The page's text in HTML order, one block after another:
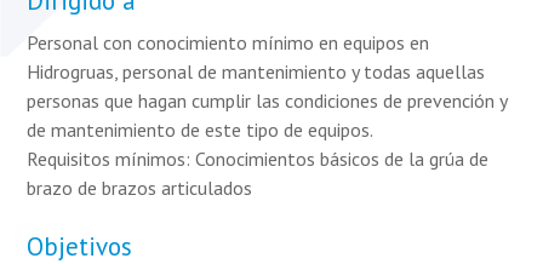
Personal con conocimiento mínimo en equipos en
Hidrogruas, personal de mantenimiento y todas aquellas
personas que hagan cumplir las condiciones de prevención y
de mantenimiento de este tipo de equipos.
Requisitos mínimos: Conocimientos básicos de la grúa de
brazo de brazos articulados
Objetivos